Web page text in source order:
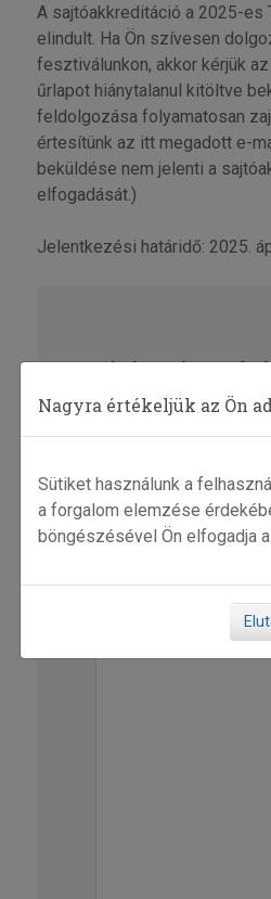
A sajtóakkreditáció a 2025-es
elindult. Ha Ön szívesen
fesztiválunkon, akkor kérjük
űrlapot hiánytalanul kitöltve
feldolgozása folyamatosan
értesítünk az itt megadott e-
beküldése nem jelenti a
elfogadását.)
Jelentkezési határidő: 2025.
Nagyra értékeljük az Ön
Sütiket használunk a
a forgalom elemzése
böngészésével Ön elfogadja